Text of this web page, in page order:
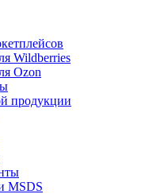
Wildberries
Ozon
продукции
MSDS